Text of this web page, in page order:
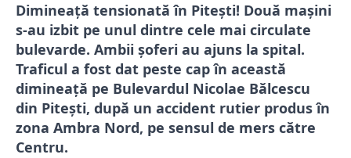
Dimineață tensionată în Pitești! Două mașini
s-au izbit pe unul dintre cele mai circulate
bulevarde. Ambii șoferi au ajuns la spital.
Traficul a fost dat peste cap în această
dimineață pe Bulevardul Nicolae Bălcescu
din Pitești, după un accident rutier produs în
zona Ambra Nord, pe sensul de mers către
Centru.